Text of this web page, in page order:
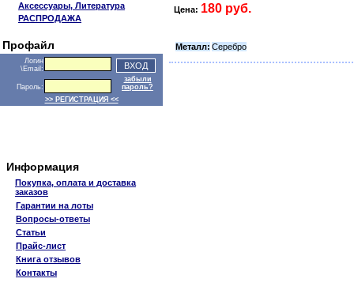
Аксессуары, Литература
РАСПРОДАЖА
Профайл
Логин
\Email:
Пароль:
забыли
пароль?
>> РЕГИСТРАЦИЯ <<
Информация
Покупка, оплата и доставка
заказов
Гарантии на лоты
Вопросы-ответы
Статьи
Прайс-лист
Книга отзывов
Контакты
Цена: 180 руб.
Металл: Серебро